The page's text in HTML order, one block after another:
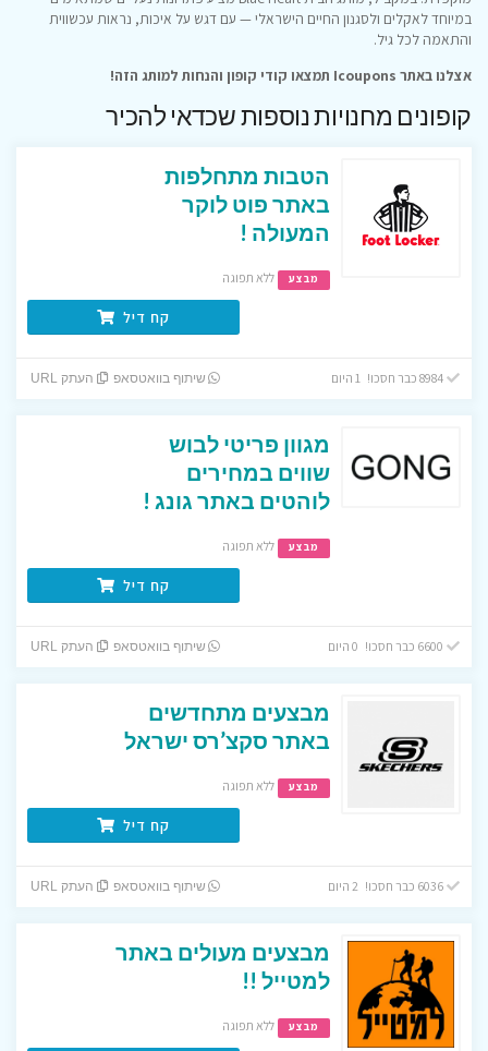
במיוחד לאקלים ולסגנון החיים הישראלי — עם דגש על איכות, נראות עכשווית
והתאמה לכל גיל.
אצלנו באתר Icoupons תמצאו קודי קופון והנחות למותג הזה!
קופונים מחנויות נוספות שכדאי להכיר
הטבות מתחלפות
באתר פוט לוקר
המעולה !
מבצע ללא תפוגה
קח דיל
8984 כבר חסכו! 1 היום שיתוף בוואטסאפ העתק URL
מגוון פריטי לבוש
שווים במחירים
לוהטים באתר גונג !
מבצע ללא תפוגה
קח דיל
שיתוף בוואטסאפ העתק URL
מבצעים מתחדשים
באתר סקצ’רס ישראל
מבצע ללא תפוגה
קח דיל
6036 כבר חסכו! 2 היום שיתוף בוואטסאפ העתק URL
מבצעים מעולים באתר
למטייל !!
מבצע ללא תפוגה